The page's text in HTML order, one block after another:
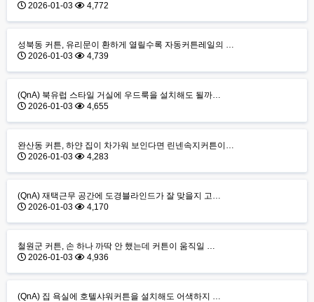
2026-01-03
4,772
성북동 커튼, 유리문이 환하게 열릴수록 자동커튼레일의 …
2026-01-03
4,739
(QnA) 북유럽 스타일 거실에 우드룩을 설치해도 될까…
2026-01-03
4,655
완산동 커튼, 하얀 집이 차가워 보인다면 린넨속지커튼이…
2026-01-03
4,283
(QnA) 재택근무 공간에 도경블라인드가 잘 맞을지 고…
2026-01-03
4,170
철원군 커튼, 손 하나 까딱 안 했는데 커튼이 움직일 …
2026-01-03
4,936
(QnA) 집 욕실에 호텔샤워커튼을 설치해도 어색하지 …